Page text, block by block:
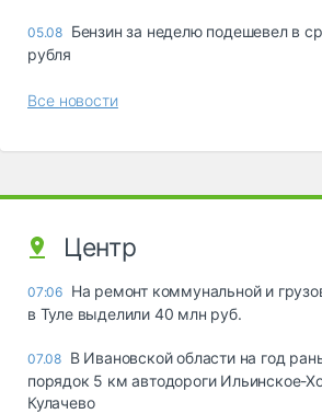
05.08 Бензин за неделю подешевел в
рубля
Все новости
Центр
07:06 На ремонт коммунальной и
в Туле выделили 40 млн руб.
07.08 В Ивановской области на год
порядок 5 км автодороги Ильинское-
Кулачево